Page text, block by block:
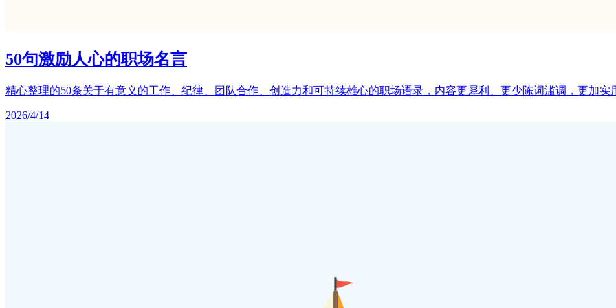
50句激励人心的职场名言
精心整理的50条关于有意义的工作、纪律、团队合作、创造力和可持续雄心的职场语录，内容更犀利、更少陈词滥调，更加实
2026/4/14